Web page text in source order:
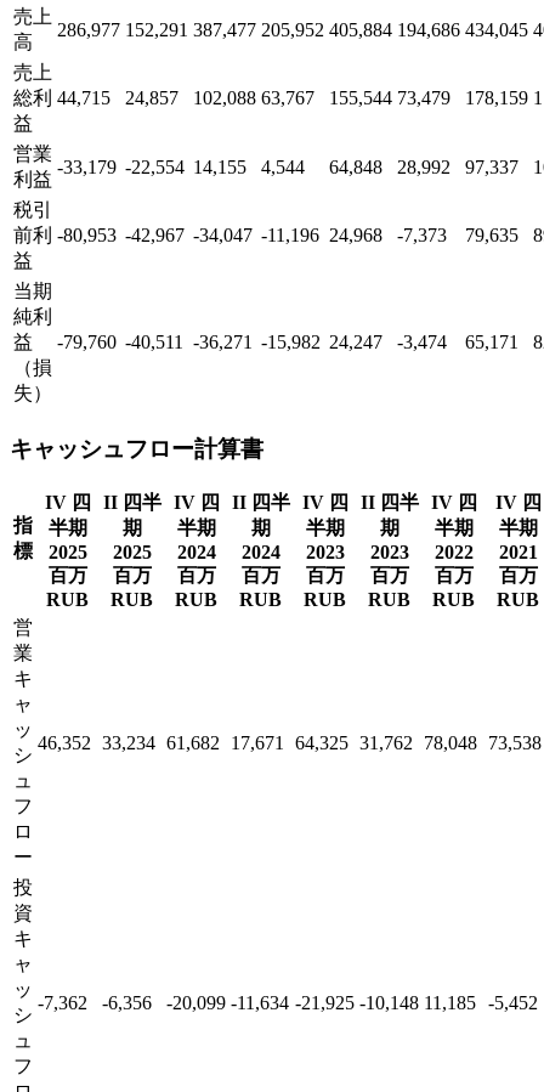
売上
高
286,977 152,291 387,477 205,952 405,884 194,686 434,045
売上
総利
益
44,715 24,857 102,088 63,767 155,544 73,479 178,159
営業
利益
-33,179 -22,554 14,155 4,544 64,848 28,992 97,337
税引
前利
益
-80,953 -42,967 -34,047 -11,196 24,968 -7,373 79,635
当期
純利
益
（損
失）
-79,760 -40,511 -36,271 -15,982 24,247 -3,474 65,171
キャッシュフロー計算書
指
標
IV 四
半期
2025
百万
RUB
II 四半
期
2025
百万
RUB
IV 四
半期
2024
百万
RUB
II 四半
期
2024
百万
RUB
IV 四
半期
2023
百万
RUB
II 四半
期
2023
百万
RUB
IV 四
半期
2022
百万
RUB
IV 四
半期
2021
百万
RUB
営
業
キ
ャ
ッ
シ
ュ
フ
ロ
ー
46,352 33,234 61,682 17,671 64,325 31,762 78,048 73,538
投
資
キ
ャ
ッ
シ
ュ
フ
-7,362 -6,356 -20,099 -11,634 -21,925 -10,148 11,185 -5,452